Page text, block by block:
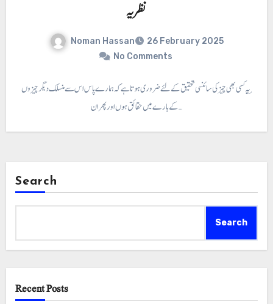
نظریہ
Noman Hassan
26 February 2025
No Comments
⇐ نظریہ کسی بھی چیز کی سائنسی تحقیق کے لئے ضروری ہوتا ہے کہ ہمارے پاس اس سے منسلک دیگر چیزوں
کے بارے میں حقائق ہوں اور پھر ان…
Search
Search
Recent Posts